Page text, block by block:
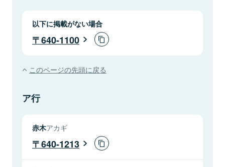
以下に掲載がない場合
640-1100
このページの先頭に戻る
ア行
赤木アカギ
640-1213